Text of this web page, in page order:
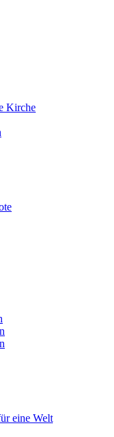
Kirche
eine Welt